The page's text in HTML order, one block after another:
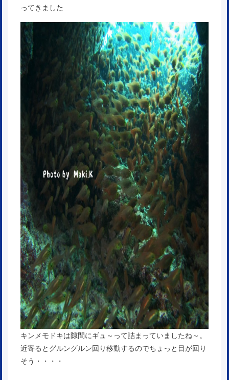
ってきました
キンメモドキは隙間にギュ～って詰まっていましたね～。
近寄るとグルングルン回り移動するのでちょっと目が回り
そう・・・・